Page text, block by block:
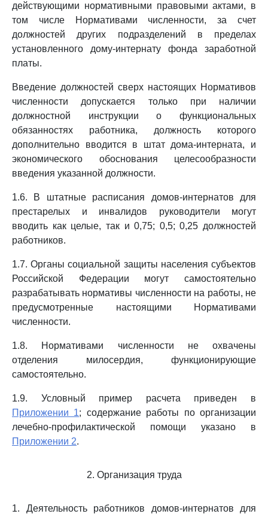
действующими нормативными правовыми актами, в
том числе Нормативами численности, за счет
должностей других подразделений в пределах
установленного дому-интернату фонда заработной
платы.
Введение должностей сверх настоящих Нормативов
численности допускается только при наличии
должностной инструкции о функциональных
обязанностях работника, должность которого
дополнительно вводится в штат дома-интерната, и
экономического обоснования целесообразности
введения указанной должности.
1.6. В штатные расписания домов-интернатов для
престарелых и инвалидов руководители могут
вводить как целые, так и 0,75; 0,5; 0,25 должностей
работников.
1.7. Органы социальной защиты населения субъектов
Российской Федерации могут самостоятельно
разрабатывать нормативы численности на работы, не
предусмотренные настоящими Нормативами
численности.
1.8. Нормативами численности не охвачены
отделения милосердия, функционирующие
самостоятельно.
1.9. Условный пример расчета приведен в
Приложении 1; содержание работы по организации
лечебно-профилактической помощи указано в
Приложении 2.
2. Организация труда
1. Деятельность работников домов-интернатов для